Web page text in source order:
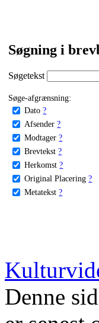
Søgning i
Søgetekst
Søge-afgrænsning:
Dato ?
Afsender ?
Modtager ?
Brevtekst ?
Herkomst ?
Original Placering ?
Metatekst ?
Denne